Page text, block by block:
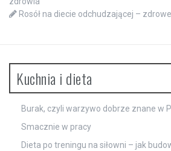
Rosół na diecie odchudzającej –
Kuchnia i dieta
Burak, czyli warzywo dobrze znane w
Smacznie w pracy
Dieta po treningu na siłowni – jak